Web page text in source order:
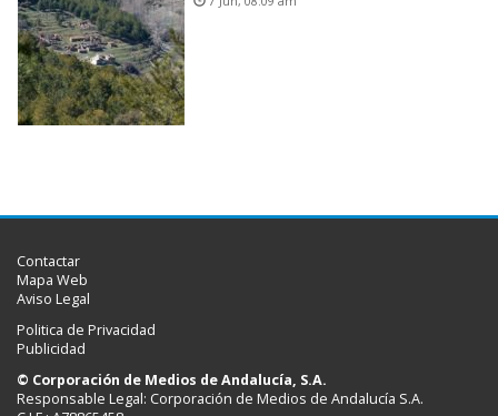
Contactar
Mapa Web
Aviso Legal
Politica de Privacidad
Publicidad
© Corporación de Medios de Andalucía, S.A.
Responsable Legal: Corporación de Medios de Andalucía S.A.